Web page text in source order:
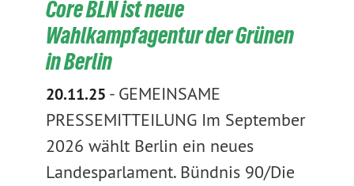
Core BLN ist neue
Wahlkampfagentur der Grünen
in Berlin
20.11.25 - GEMEINSAME
PRESSEMITTEILUNG Im September
2026 wählt Berlin ein neues
Landesparlament. Bündnis 90/Die